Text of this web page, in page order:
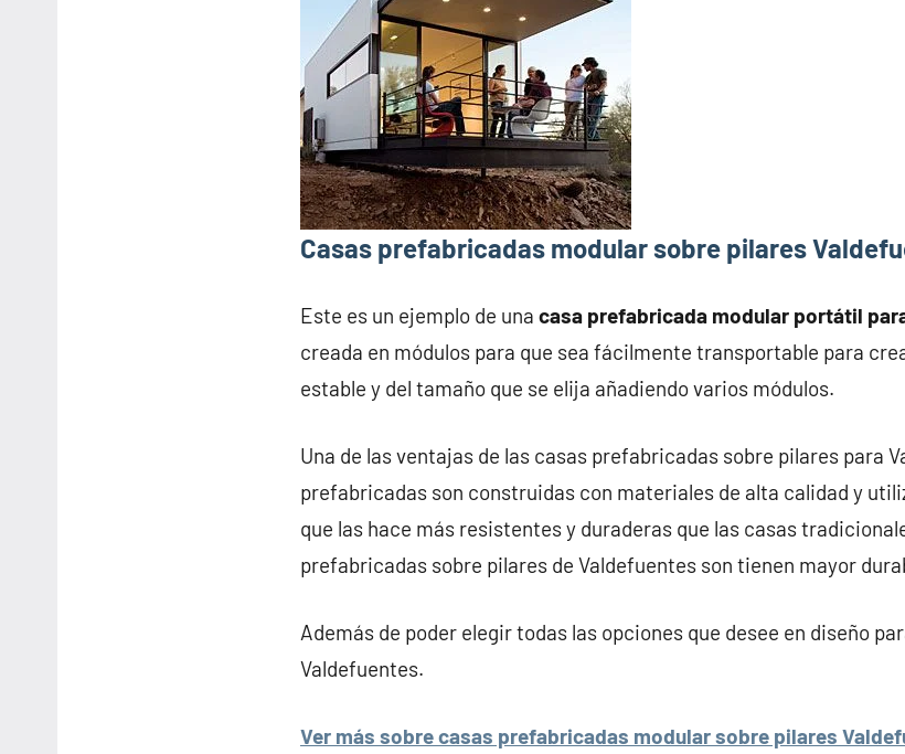
Casas prefabricadas modular sobre pilares
Este es un ejemplo de una casa prefabricada modular portátil
creada en módulos para que sea fácilmente transportable para
estable y del tamaño que se elija añadiendo varios módulos.
Una de las ventajas de las casas prefabricadas sobre pilares para
prefabricadas son construidas con materiales de alta calidad y
que las hace más resistentes y duraderas que las casas
prefabricadas sobre pilares de Valdefuentes son tienen mayor
Además de poder elegir todas las opciones que desee en diseño
Valdefuentes.
Ver más sobre casas prefabricadas modular sobre pilares